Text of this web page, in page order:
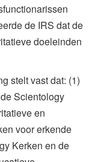
de IRS dat de
doeleinden
stelt vast dat: (1)
Scientology
en
voor erkende
Kerken en de